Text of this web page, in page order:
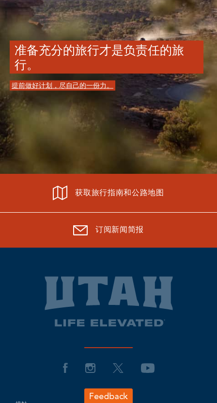
准备充分的旅行才是负责任的旅
行。
提前做好计划，尽自己的一份力。
获取旅行指南和公路地图
订阅新闻简报